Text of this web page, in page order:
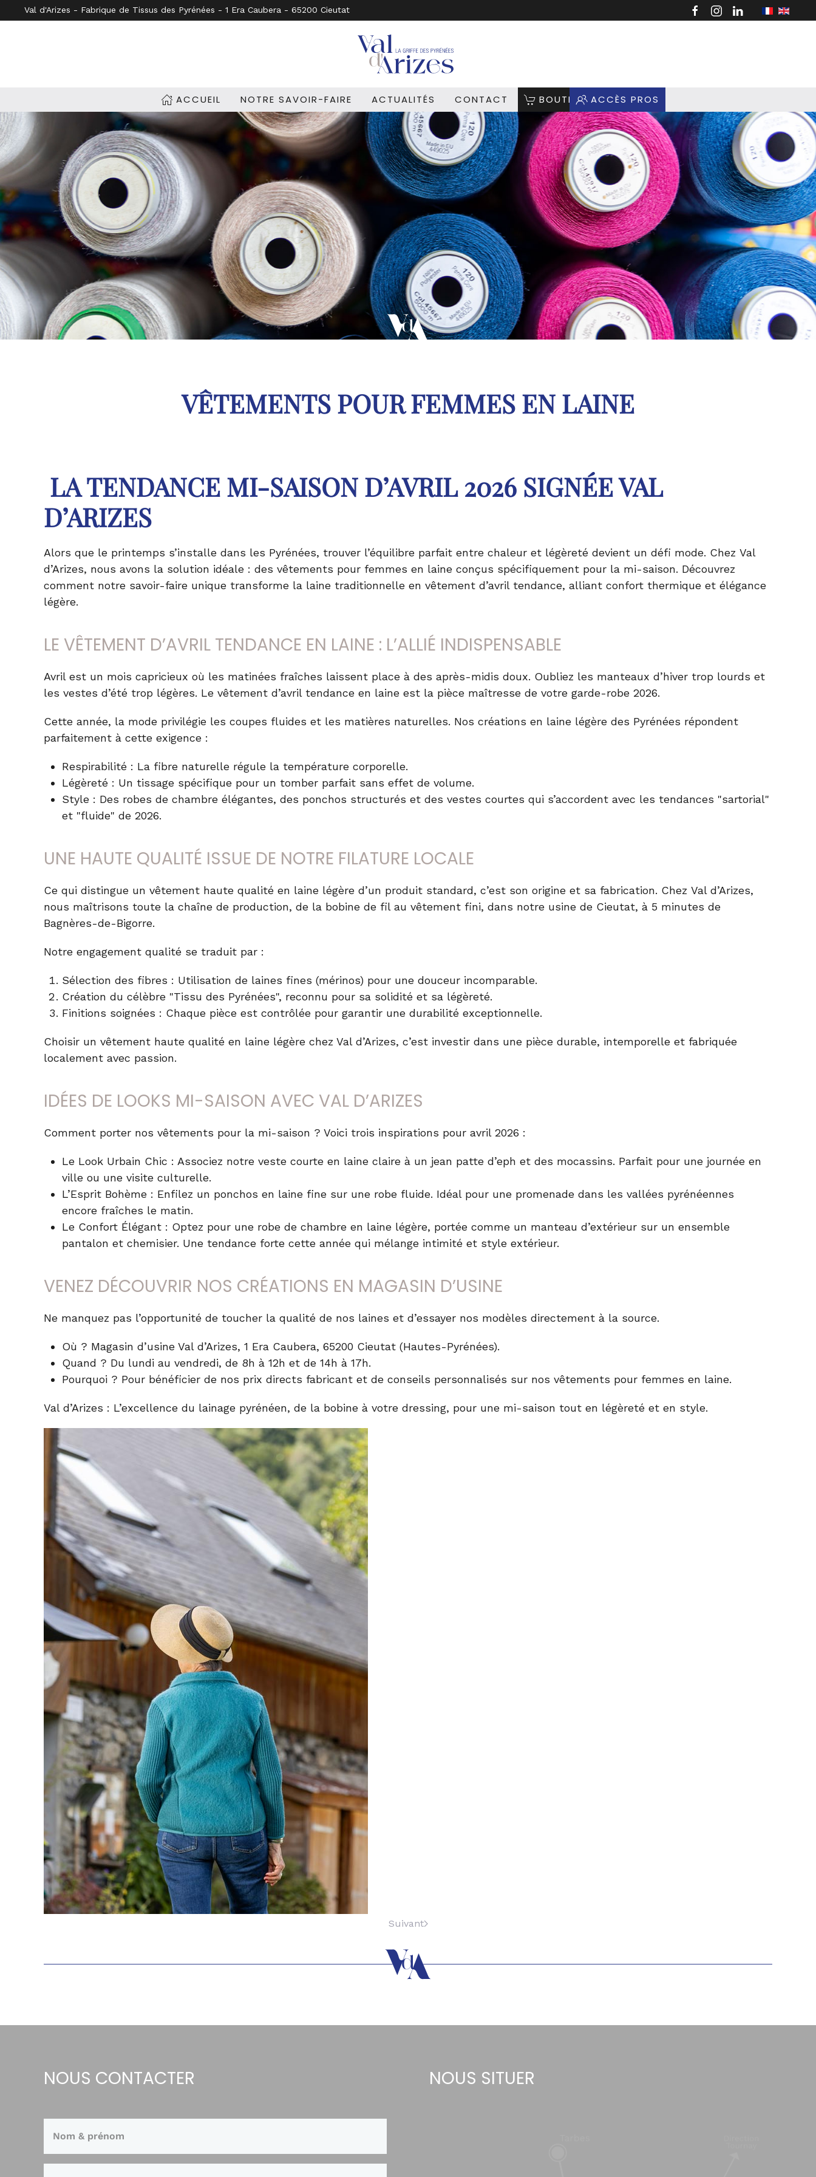
Val d'Arizes - Fabrique de Tissus des Pyrénées - 1 Era Caubera - 65200 Cieutat
ACCUEIL NOTRE SAVOIR-FAIRE ACTUALITÉS CONTACT BOUTIQUEACCÈS PROS
VÊTEMENTS POUR FEMMES EN LAINE
LA TENDANCE MI-SAISON D’AVRIL 2026 SIGNÉE VAL
D’ARIZES
Alors que le printemps s’installe dans les Pyrénées, trouver l’équilibre parfait entre chaleur et légèreté devient un défi mode. Chez Val
d’Arizes, nous avons la solution idéale : des vêtements pour femmes en laine conçus spécifiquement pour la mi-saison. Découvrez
comment notre savoir-faire unique transforme la laine traditionnelle en vêtement d’avril tendance, alliant confort thermique et élégance
légère.
LE VÊTEMENT D’AVRIL TENDANCE EN LAINE : L’ALLIÉ INDISPENSABLE
Avril est un mois capricieux où les matinées fraîches laissent place à des après-midis doux. Oubliez les manteaux d’hiver trop lourds et
les vestes d’été trop légères. Le vêtement d’avril tendance en laine est la pièce maîtresse de votre garde-robe 2026.
Cette année, la mode privilégie les coupes fluides et les matières naturelles. Nos créations en laine légère des Pyrénées répondent
parfaitement à cette exigence :
Respirabilité : La fibre naturelle régule la température corporelle.
Légèreté : Un tissage spécifique pour un tomber parfait sans effet de volume.
Style : Des robes de chambre élégantes, des ponchos structurés et des vestes courtes qui s’accordent avec les tendances "sartorial"
et "fluide" de 2026.
UNE HAUTE QUALITÉ ISSUE DE NOTRE FILATURE LOCALE
Ce qui distingue un vêtement haute qualité en laine légère d’un produit standard, c’est son origine et sa fabrication. Chez Val d’Arizes,
nous maîtrisons toute la chaîne de production, de la bobine de fil au vêtement fini, dans notre usine de Cieutat, à 5 minutes de
Bagnères-de-Bigorre.
Notre engagement qualité se traduit par :
Sélection des fibres : Utilisation de laines fines (mérinos) pour une douceur incomparable.
Création du célèbre "Tissu des Pyrénées", reconnu pour sa solidité et sa légèreté.
Finitions soignées : Chaque pièce est contrôlée pour garantir une durabilité exceptionnelle.
Choisir un vêtement haute qualité en laine légère chez Val d’Arizes, c’est investir dans une pièce durable, intemporelle et fabriquée
localement avec passion.
IDÉES DE LOOKS MI-SAISON AVEC VAL D’ARIZES
Comment porter nos vêtements pour la mi-saison ? Voici trois inspirations pour avril 2026 :
Le Look Urbain Chic : Associez notre veste courte en laine claire à un jean patte d’eph et des mocassins. Parfait pour une journée en
ville ou une visite culturelle.
L’Esprit Bohème : Enfilez un ponchos en laine fine sur une robe fluide. Idéal pour une promenade dans les vallées pyrénéennes
encore fraîches le matin.
Le Confort Élégant : Optez pour une robe de chambre en laine légère, portée comme un manteau d’extérieur sur un ensemble
pantalon et chemisier. Une tendance forte cette année qui mélange intimité et style extérieur.
VENEZ DÉCOUVRIR NOS CRÉATIONS EN MAGASIN D’USINE
Ne manquez pas l’opportunité de toucher la qualité de nos laines et d’essayer nos modèles directement à la source.
Où ? Magasin d’usine Val d’Arizes, 1 Era Caubera, 65200 Cieutat (Hautes-Pyrénées).
Quand ? Du lundi au vendredi, de 8h à 12h et de 14h à 17h.
Pourquoi ? Pour bénéficier de nos prix directs fabricant et de conseils personnalisés sur nos vêtements pour femmes en laine.
Val d’Arizes : L’excellence du lainage pyrénéen, de la bobine à votre dressing, pour une mi-saison tout en légèreté et en style.
Suivant
NOUS CONTACTER NOUS SITUER